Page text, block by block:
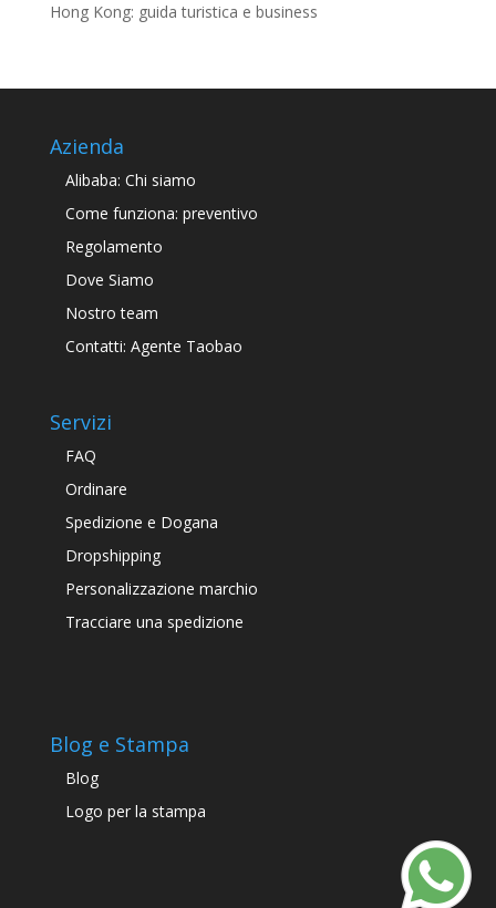
Hong Kong: guida turistica e business
Azienda
Alibaba: Chi siamo
Come funziona: preventivo
Regolamento
Dove Siamo
Nostro team
Contatti: Agente Taobao
Servizi
FAQ
Ordinare
Spedizione e Dogana
Dropshipping
Personalizzazione marchio
Tracciare una spedizione
Blog e Stampa
Blog
Logo per la stampa